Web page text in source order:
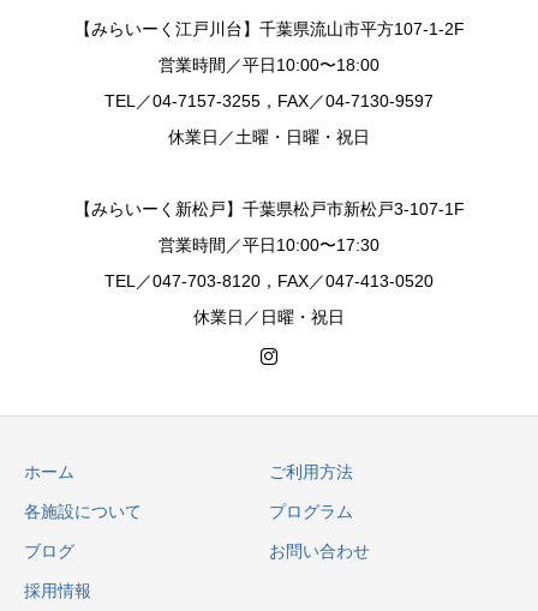
【みらいーく江戸川台】千葉県流山市平方107-1-2F
営業時間／平日10:00〜18:00
TEL／04-7157-3255，FAX／04-7130-9597
休業日／土曜・日曜・祝日
【みらいーく新松戸】千葉県松戸市新松戸3-107-1F
営業時間／平日10:00〜17:30
TEL／047-703-8120，FAX／047-413-0520
休業日／日曜・祝日
ホーム ご利用方法
各施設について プログラム
ブログ お問い合わせ
採用情報